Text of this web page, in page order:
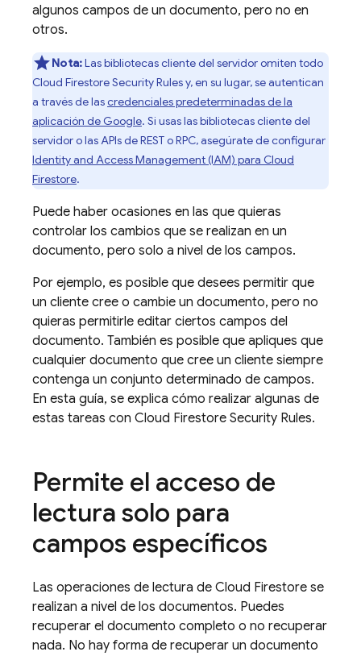
algunos campos de un documento, pero no en
otros.
Nota:Las bibliotecas cliente del servidor omiten todo
Cloud FirestoreSecurity Rulesy, en su lugar, se autentican
a través de lascredenciales predeterminadas de la
aplicación de Google. Si usas las bibliotecas cliente del
servidor o las APIs de REST o RPC, asegúrate de configurar
Identity and Access Management (IAM) para Cloud
Firestore.
Puede haber ocasiones en las que quieras
controlar los cambios que se realizan en un
documento, pero solo a nivel de los campos.
Por ejemplo, es posible que desees permitir que
un cliente cree o cambie un documento, pero no
quieras permitirle editar ciertos campos del
documento. También es posible que apliques que
cualquier documento que cree un cliente siempre
contenga un conjunto determinado de campos.
En esta guía, se explica cómo realizar algunas de
estas tareas con Cloud Firestore Security Rules.
Permite el acceso de
lectura solo para
campos específicos
Las operaciones de lectura de Cloud Firestore se
realizan a nivel de los documentos. Puedes
recuperar el documento completo o no recuperar
nada. No hay forma de recuperar un documento